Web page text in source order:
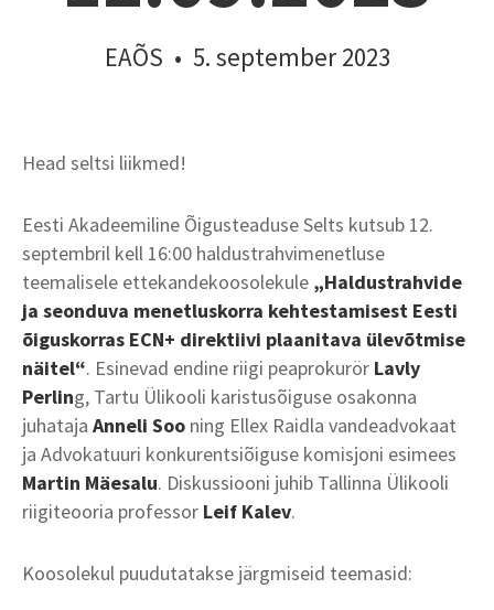
EAÕS • 5. september 2023
Head seltsi liikmed!
Eesti Akadeemiline Õigusteaduse Selts kutsub 12.
septembril kell 16:00 haldustrahvimenetluse
teemalisele ettekandekoosolekule „Haldustrahvide
ja seonduva menetluskorra kehtestamisest Eesti
õiguskorras ECN+ direktiivi plaanitava ülevõtmise
näitel“. Esinevad endine riigi peaprokurör Lavly
Perling, Tartu Ülikooli karistusõiguse osakonna
juhataja Anneli Soo ning Ellex Raidla vandeadvokaat
ja Advokatuuri konkurentsiõiguse komisjoni esimees
Martin Mäesalu. Diskussiooni juhib Tallinna Ülikooli
riigiteooria professor Leif Kalev.
Koosolekul puudutatakse järgmiseid teemasid: